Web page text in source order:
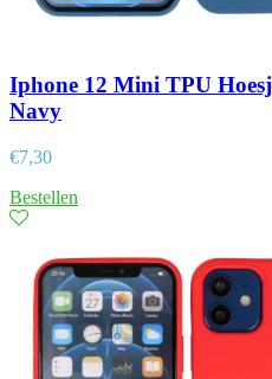
Iphone 12 Mini TPU
Navy
€7,30
Bestellen